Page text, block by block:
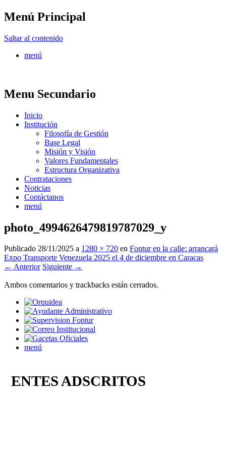
Menú Principal
Saltar al contenido
menú
Menu Secundario
Inicio
Institución
Filosofía de Gestión
Base Legal
Misión y Visión
Valores Fundamentales
Estructura Organizativa
Contrataciones
Noticias
Contáctanos
menú
photo_4994626479819787029_y
Publicado 28/11/2025 a 1280 × 720 en Fontur en la calle: arrancará
Expo Transporte Venezuela 2025 el 4 de diciembre en Caracas
← Anterior Siguiente →
Ambos comentarios y trackbacks están cerrados.
menú
ENTES ADSCRITOS